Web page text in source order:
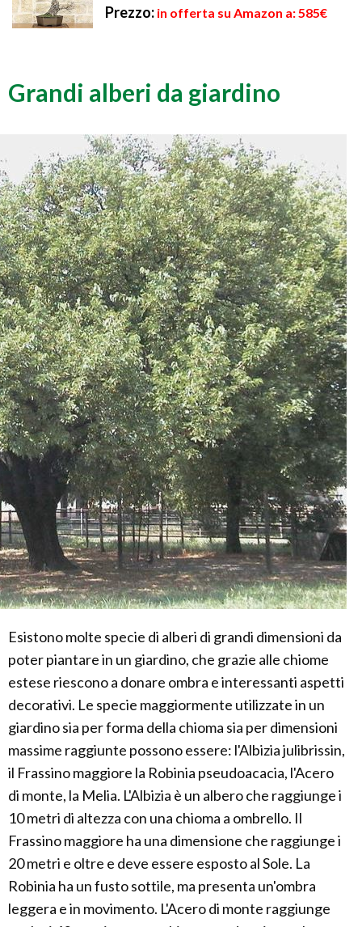
Prezzo: in offerta su Amazon a: 585€
Grandi alberi da giardino
Esistono molte specie di alberi di grandi dimensioni da
poter piantare in un giardino, che grazie alle chiome
estese riescono a donare ombra e interessanti aspetti
decorativi. Le specie maggiormente utilizzate in un
giardino sia per forma della chioma sia per dimensioni
massime raggiunte possono essere: l'Albizia julibrissin,
il Frassino maggiore la Robinia pseudoacacia, l'Acero
di monte, la Melia. L'Albizia è un albero che raggiunge i
10 metri di altezza con una chioma a ombrello. Il
Frassino maggiore ha una dimensione che raggiunge i
20 metri e oltre e deve essere esposto al Sole. La
Robinia ha un fusto sottile, ma presenta un'ombra
leggera e in movimento. L'Acero di monte raggiunge